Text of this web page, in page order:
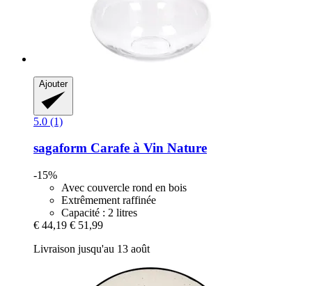
Ajouter
5.0 (1)
sagaform Carafe à Vin Nature
-15%
Avec couvercle rond en bois
Extrêmement raffinée
Capacité : 2 litres
€ 44,19 € 51,99
Livraison jusqu'au 13 août